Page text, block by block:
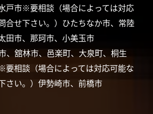
戸市※要相談（場合によっては対応
合せ下さい。）ひたちなか市、常陸
田市、那珂市、小美玉市
、舘林市、邑楽町、大泉町、桐生
相談（場合によっては対応可能な
さい。）伊勢崎市、前橋市